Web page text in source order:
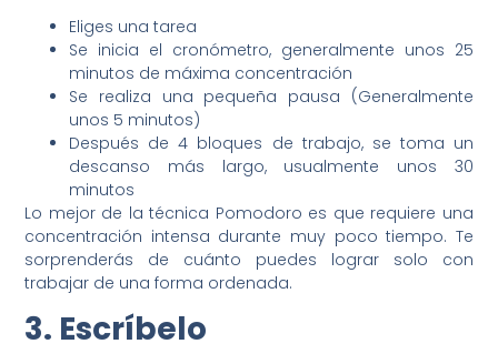
Eliges una tarea
Se inicia el cronómetro, generalmente unos 25
minutos de máxima concentración
Se realiza una pequeña pausa (Generalmente
unos 5 minutos)
Después de 4 bloques de trabajo, se toma un
descanso más largo, usualmente unos 30
minutos
Lo mejor de la técnica Pomodoro es que requiere una
concentración intensa durante muy poco tiempo. Te
sorprenderás de cuánto puedes lograr solo con
trabajar de una forma ordenada.
3. Escríbelo